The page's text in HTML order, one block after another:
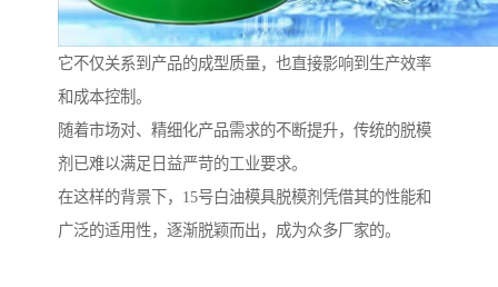
它不仅关系到产品的成型质量，也直接影响到生产效率
和成本控制。
随着市场对、精细化产品需求的不断提升，传统的脱模
剂已难以满足日益严苛的工业要求。
在这样的背景下，15号白油模具脱模剂凭借其的性能和
广泛的适用性，逐渐脱颖而出，成为众多厂家的。